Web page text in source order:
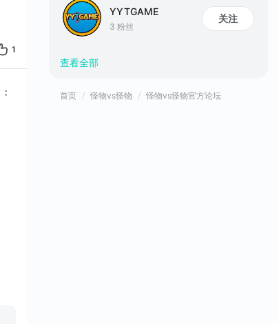
1
YYTGAME
3 粉丝
关注
查看全部
首页 怪物vs怪物 怪物vs怪物官方论坛